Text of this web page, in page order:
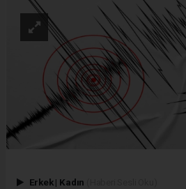
Erkek | Kadın